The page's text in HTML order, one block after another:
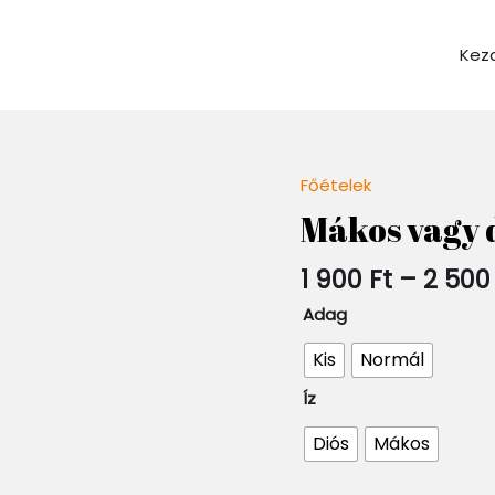
Főételek
Mákos vagy
1 900 Ft – 2 500
Adag
Kis Normál
Íz
Diós Mákos